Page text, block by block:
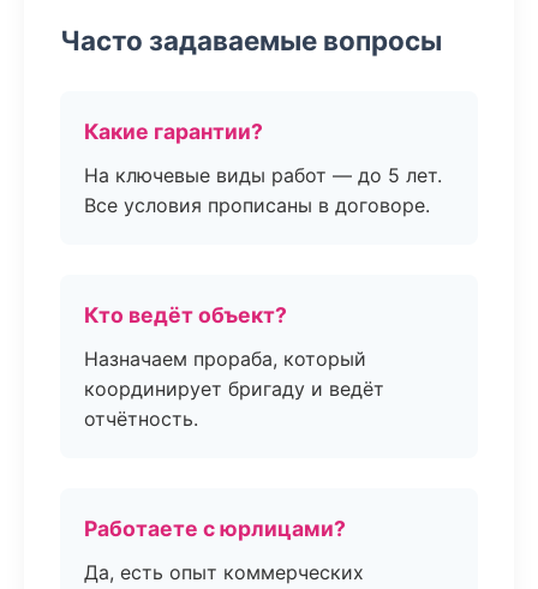
Часто задаваемые вопросы
Какие гарантии?
На ключевые виды работ — до 5 лет.
Все условия прописаны в договоре.
Кто ведёт объект?
Назначаем прораба, который
координирует бригаду и ведёт
отчётность.
Работаете с юрлицами?
Да, есть опыт коммерческих